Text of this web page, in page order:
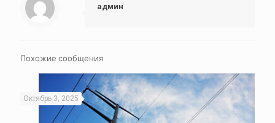
админ
Похожие сообщения
Октябрь 3, 2025